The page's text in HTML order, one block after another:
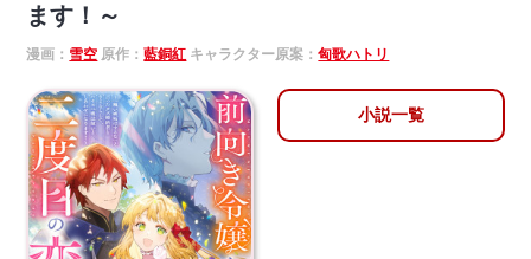
ます！～
漫画： 雪空 原作：藍銅紅 キャラクター原案：匈歌ハトリ
小説一覧